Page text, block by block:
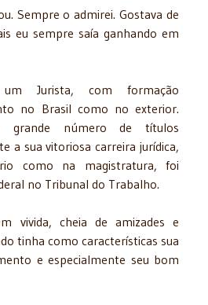
Sempre o admirei. Gostava de
eu sempre saía ganhando em
Jurista, com formação
no Brasil como no exterior.
grande número de títulos
a sua vitoriosa carreira jurídica,
como na magistratura, foi
no Tribunal do Trabalho.
vivida, cheia de amizades e
tinha como características sua
e especialmente seu bom